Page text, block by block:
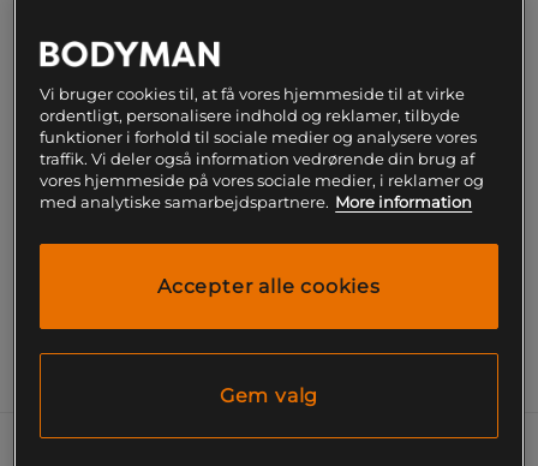
Gratis fragt over 199
kr
Gratis
retur
14 dages
fortrydelsesret
SKU #VENUM-06095-111R | EAN3611442114483
Vi bruger cookies til, at få vores hjemmeside til at virke
ordentligt, personalisere indhold og reklamer, tilbyde
funktioner i forhold til sociale medier og analysere vores
traffik. Vi deler også information vedrørende din brug af
vores hjemmeside på vores sociale medier, i reklamer og
med analytiske samarbejdspartnere. More information
Accepter alle cookies
Gem valg